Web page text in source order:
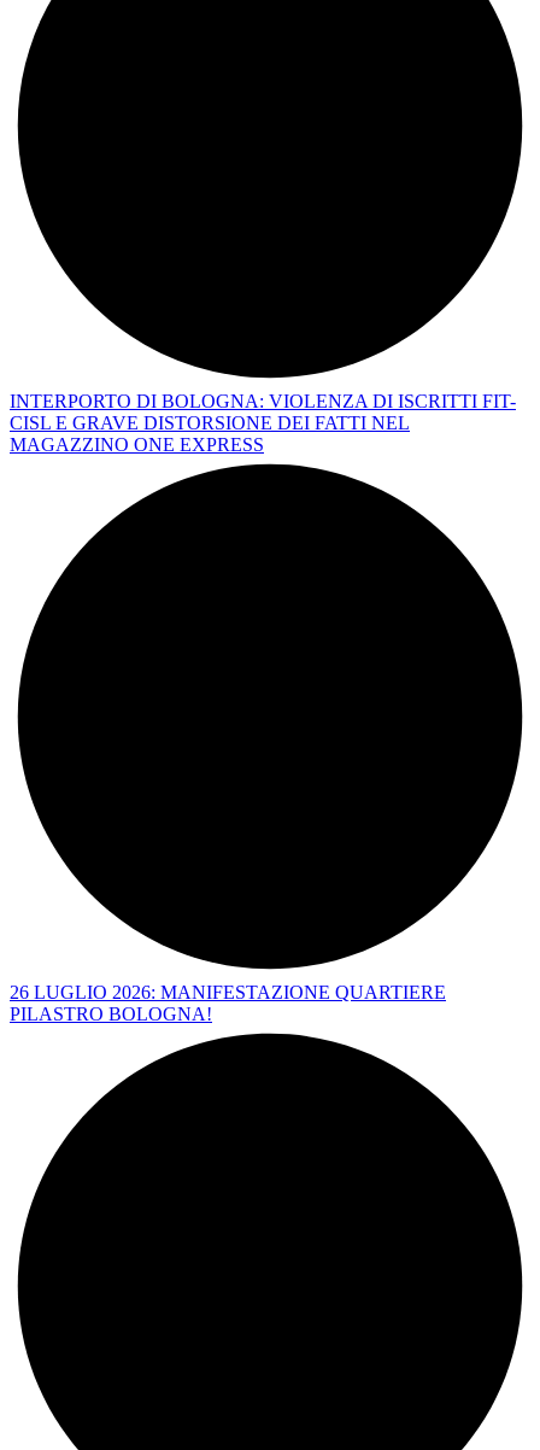
INTERPORTO DI BOLOGNA: VIOLENZA DI ISCRITTI FIT-
CISL E GRAVE DISTORSIONE DEI FATTI NEL
MAGAZZINO ONE EXPRESS
26 LUGLIO 2026: MANIFESTAZIONE QUARTIERE
PILASTRO BOLOGNA!